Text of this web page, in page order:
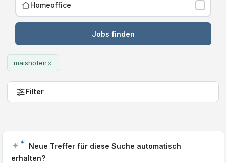
Homeoffice
Jobs finden
maishofen×
Filter
Neue Treffer für diese Suche automatisch
erhalten?